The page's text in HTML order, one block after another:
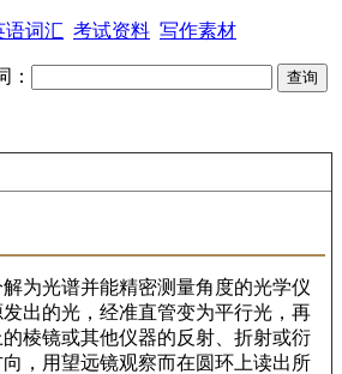
语词汇 考试资料 写作素材
：
为光谱并能精密测量角度的光学仪
出的光，经准直管变为平行光，再
棱镜或其他仪器的反射、折射或衍
，用望远镜观察而在圆环上读出所